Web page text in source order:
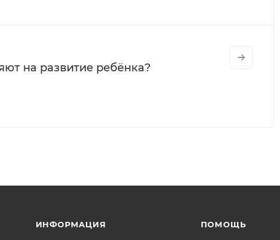
на развитие ребёнка?
ИНФОРМАЦИЯ ПОМОЩЬ